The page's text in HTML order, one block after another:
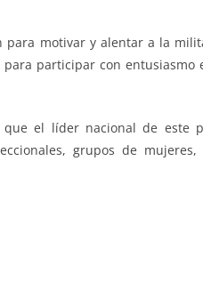
para motivar y alentar a la
participar con entusiasmo
el líder nacional de este
grupos de